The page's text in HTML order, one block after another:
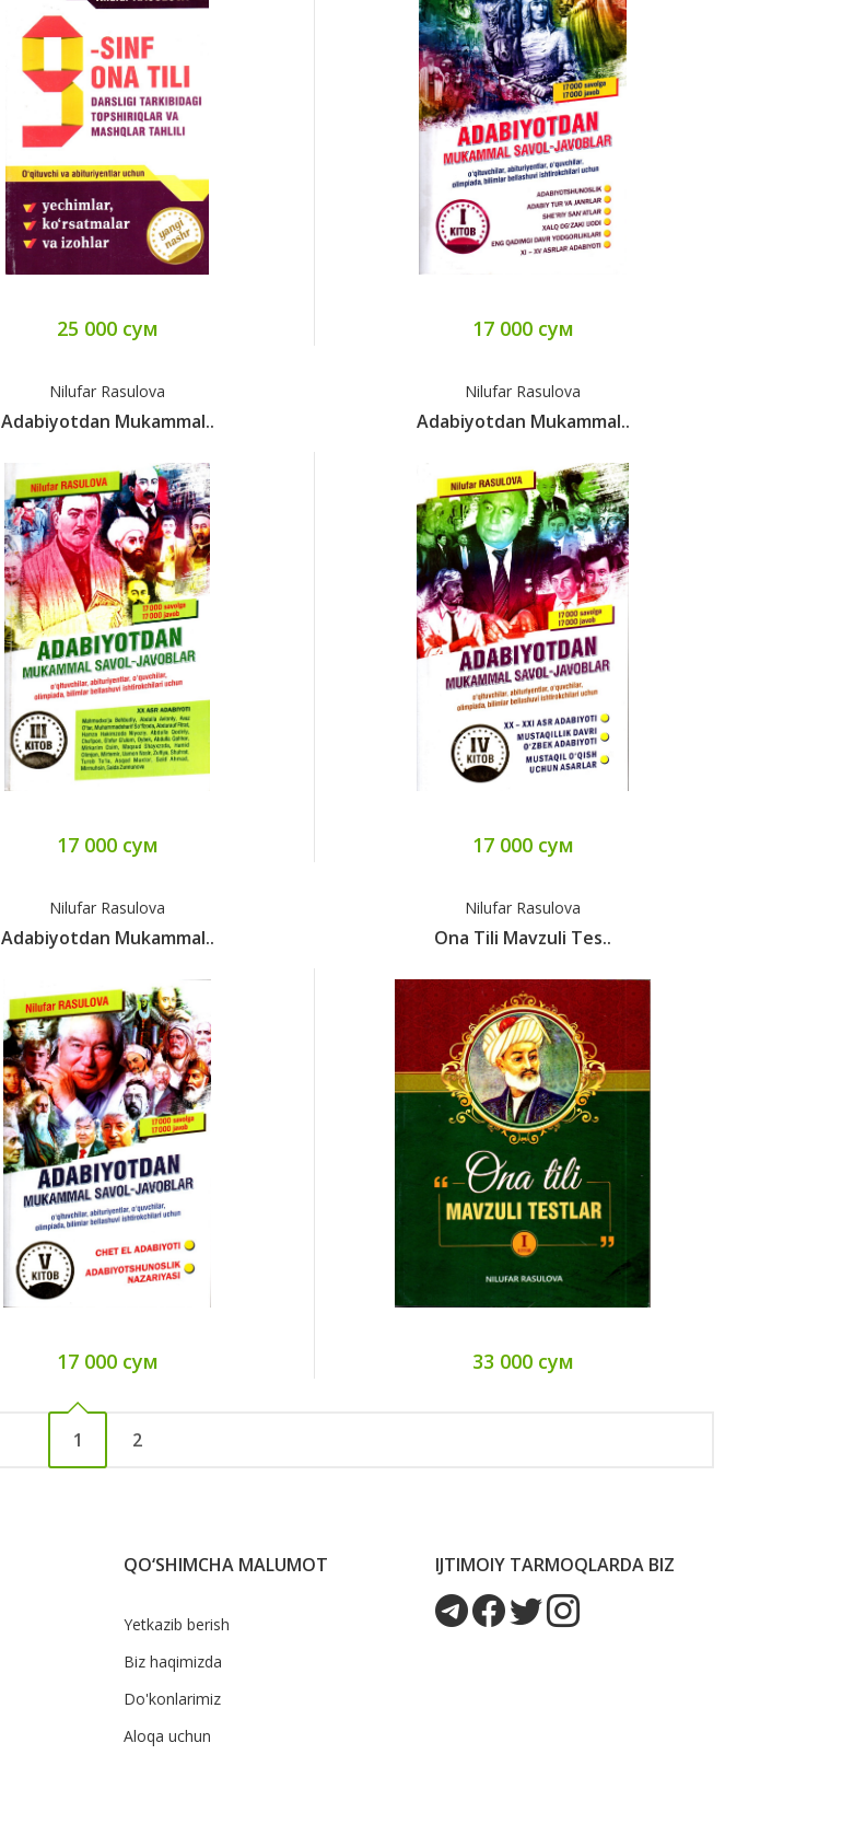
25 000 сум 17 000 сум
Nilufar Rasulova
Adabiyotdan Mukammal..
17 000 сум
Nilufar Rasulova
Adabiyotdan Mukammal..
17 000 сум
Nilufar Rasulova
Adabiyotdan Mukammal..
17 000 сум
Nilufar Rasulova
Ona Tili Mavzuli Tes..
33 000 сум
1 2
QO‘SHIMCHA MALUMOT
Yetkazib berish
Biz haqimizda
Do'konlarimiz
Aloqa uchun
IJTIMOIY TARMOQLARDA BIZ